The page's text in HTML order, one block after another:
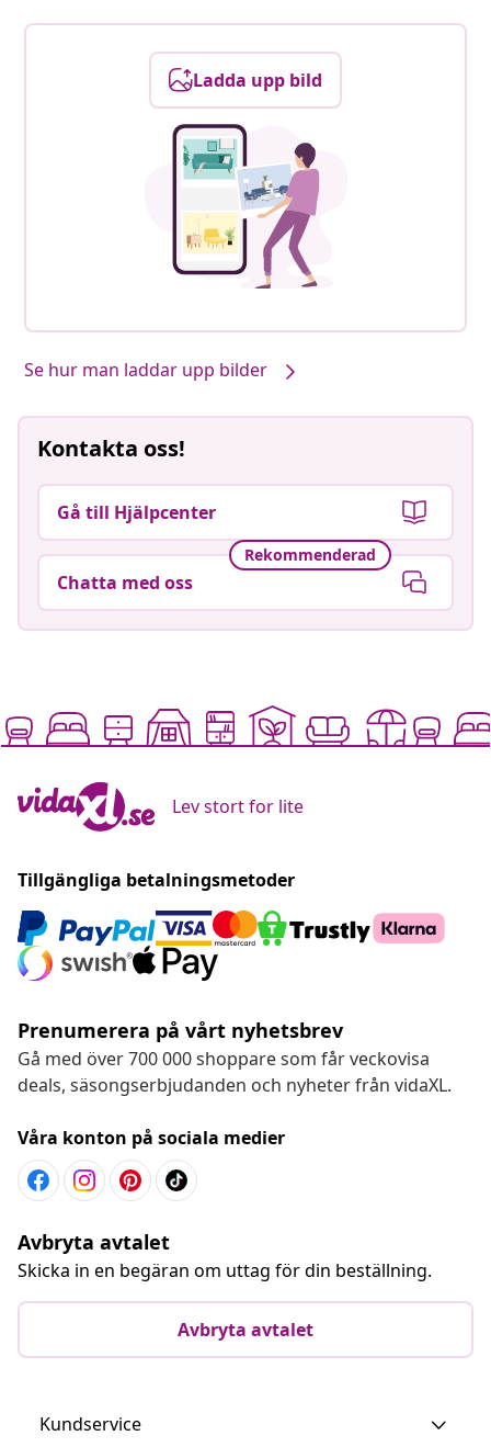
Ladda upp bild
Se hur man laddar upp bilder
Kontakta oss!
Gå till Hjälpcenter
Rekommenderad
Chatta med oss
Lev stort for lite
Tillgängliga betalningsmetoder
Prenumerera på vårt nyhetsbrev
Gå med över 700 000 shoppare som får veckovisa
deals, säsongserbjudanden och nyheter från vidaXL.
Våra konton på sociala medier
Avbryta avtalet
Skicka in en begäran om uttag för din beställning.
Avbryta avtalet
Kundservice